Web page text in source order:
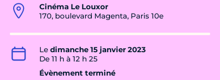
Cinéma Le Louxor
170, boulevard Magenta, Paris 10e
Le dimanche 15 janvier 2023
De 11 h à 12 h 25
Évènement terminé